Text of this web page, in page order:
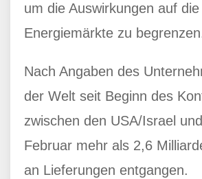
um die Auswirkungen auf die
Energiemärkte zu
Nach Angaben des
der Welt seit Beginn des
zwischen den USA/Israel
Februar mehr als 2,6
an Lieferungen entgangen.